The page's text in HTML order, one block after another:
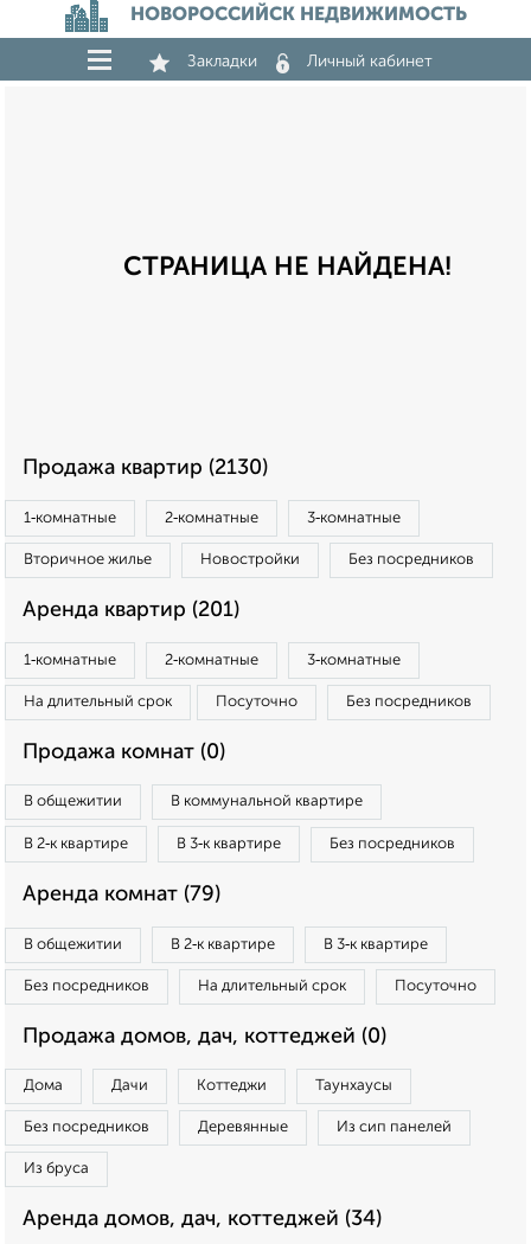
НОВОРОССИЙСК НЕДВИЖИМОСТЬ
Закладки Личный кабинет
СТРАНИЦА НЕ НАЙДЕНА!
Продажа квартир (2130)
1‑комнатные 2‑комнатные 3‑комнатные
Вторичное жилье Новостройки Без посредников
Аренда квартир (201)
1‑комнатные 2‑комнатные 3‑комнатные
На длительный срок Посуточно Без посредников
Продажа комнат (0)
В общежитии В коммунальной квартире
В 2‑к квартире В 3‑к квартире Без посредников
Аренда комнат (79)
В общежитии В 2‑к квартире В 3‑к квартире
Без посредников На длительный срок Посуточно
Продажа домов, дач, коттеджей (0)
Дома Дачи Коттеджи Таунхаусы
Без посредников Деревянные Из сип панелей
Из бруса
Аренда домов, дач, коттеджей (34)